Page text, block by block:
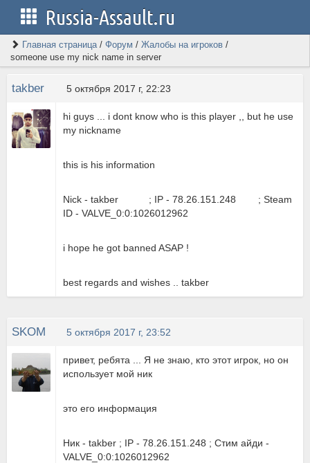
Russia-Assault.ru
Главная страница/ Форум / Жалобы на игроков /
someone use my nick name in server
takber 5 октября 2017 г, 22:23
hi guys ... i dont know who is this player ,, but he use
my nickname
this is his information
Nick - takber ; IP - 78.26.151.248 ; Steam
ID - VALVE_0:0:1026012962
i hope he got banned ASAP !
best regards and wishes .. takber
SKOM 5 октября 2017 г, 23:52
привет, ребята ... Я не знаю, кто этот игрок, но он
использует мой ник
это его информация
Ник - takber ; IP - 78.26.151.248 ; Стим айди -
VALVE_0:0:1026012962